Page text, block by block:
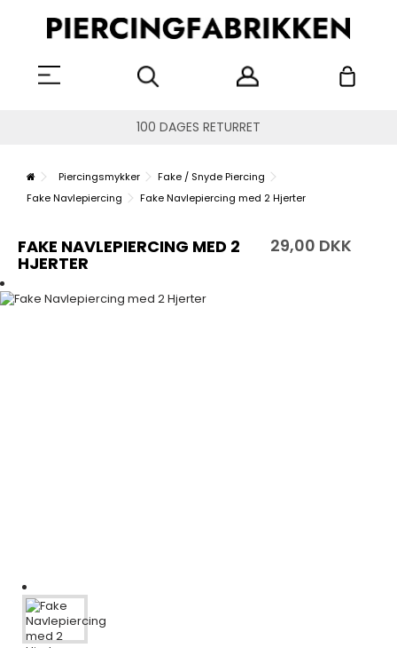
100 DAGES RETURRET
Piercingsmykker
Fake / Snyde Piercing
Fake Navlepiercing
Fake Navlepiercing med 2 Hjerter
FAKE NAVLEPIERCING MED 2
HJERTER
29,00 DKK